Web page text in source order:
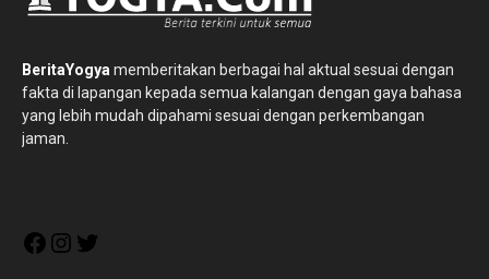
BeritaYogya memberitakan berbagai hal aktual sesuai dengan
fakta di lapangan kepada semua kalangan dengan gaya bahasa
yang lebih mudah dipahami sesuai dengan perkembangan
jaman.
FacebookInstagram